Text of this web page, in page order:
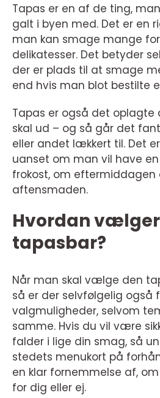
Tapas er en af de ting,
galt i byen med. Det er en
man kan smage mange
delikatesser. Det betyder
der er plads til at smage
end hvis man blot bestilte
Tapas er også det oplagte
skal ud – og så går det
eller andet lækkert til. Det
uanset om man vil have
frokost, om eftermiddagen
aftensmaden.
Hvordan
tapasbar?
Når man skal vælge den
så er der selvfølgelig også
valgmuligheder, selvom
samme. Hvis du vil være
falder i lige din smag, så
stedets menukort på
en klar fornemmelse af,
for dig eller ej.